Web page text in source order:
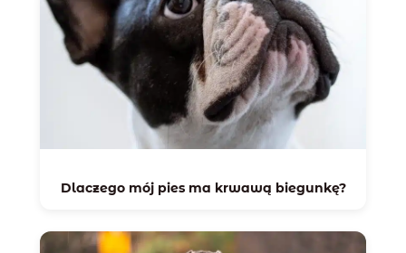
Dlaczego mój pies ma krwawą biegunkę?